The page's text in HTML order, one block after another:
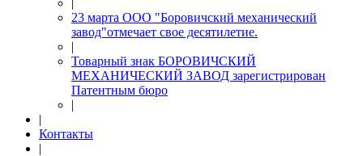
|
23 марта ООО "Боровичский механический
завод"отмечает свое десятилетие.
|
Товарный знак БОРОВИЧСКИЙ
МЕХАНИЧЕСКИЙ ЗАВОД зарегистрирован
Патентным бюро
|
|
Контакты
|